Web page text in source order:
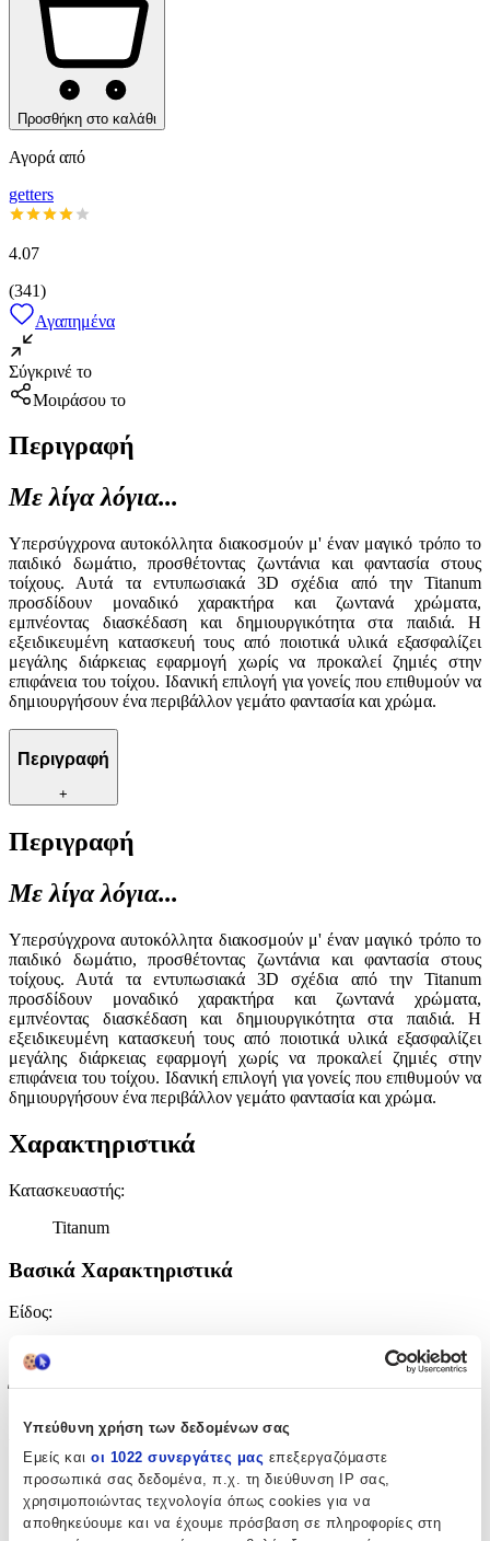
Υπεύθυνη χρήση των δεδομένων σας
Εμείς και οι 1022 συνεργάτες μας επεξεργαζόμαστε
προσωπικά σας δεδομένα, π.χ. τη διεύθυνση IP σας,
χρησιμοποιώντας τεχνολογία όπως cookies για να
αποθηκεύουμε και να έχουμε πρόσβαση σε πληροφορίες στη
Προσθήκη στο καλάθι
Αγορά από
getters
4.07
(341)
Αγαπημένα
Σύγκρινέ το
Μοιράσου το
Περιγραφή
Με λίγα λόγια...
Υπερσύγχρονα αυτοκόλλητα διακοσμούν μ' έναν μαγικό τρόπο το
παιδικό δωμάτιο, προσθέτοντας ζωντάνια και φαντασία στους
τοίχους. Αυτά τα εντυπωσιακά 3D σχέδια από την Titanum
προσδίδουν μοναδικό χαρακτήρα και ζωντανά χρώματα,
εμπνέοντας διασκέδαση και δημιουργικότητα στα παιδιά. Η
εξειδικευμένη κατασκευή τους από ποιοτικά υλικά εξασφαλίζει
μεγάλης διάρκειας εφαρμογή χωρίς να προκαλεί ζημιές στην
επιφάνεια του τοίχου. Ιδανική επιλογή για γονείς που επιθυμούν να
δημιουργήσουν ένα περιβάλλον γεμάτο φαντασία και χρώμα.
Περιγραφή
+
Περιγραφή
Με λίγα λόγια...
Υπερσύγχρονα αυτοκόλλητα διακοσμούν μ' έναν μαγικό τρόπο το
παιδικό δωμάτιο, προσθέτοντας ζωντάνια και φαντασία στους
τοίχους. Αυτά τα εντυπωσιακά 3D σχέδια από την Titanum
προσδίδουν μοναδικό χαρακτήρα και ζωντανά χρώματα,
εμπνέοντας διασκέδαση και δημιουργικότητα στα παιδιά. Η
εξειδικευμένη κατασκευή τους από ποιοτικά υλικά εξασφαλίζει
μεγάλης διάρκειας εφαρμογή χωρίς να προκαλεί ζημιές στην
επιφάνεια του τοίχου. Ιδανική επιλογή για γονείς που επιθυμούν να
δημιουργήσουν ένα περιβάλλον γεμάτο φαντασία και χρώμα.
Χαρακτηριστικά
Κατασκευαστής:
Titanum
Βασικά Χαρακτηριστικά
Είδος:
Έξτρα Χαρακτηριστικά
Αφρώδες:
Βινυλίου: